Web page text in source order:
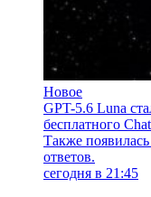
Новое
GPT-5.6 Luna
бесплатного
Также
ответов.
сегодня в 21:45